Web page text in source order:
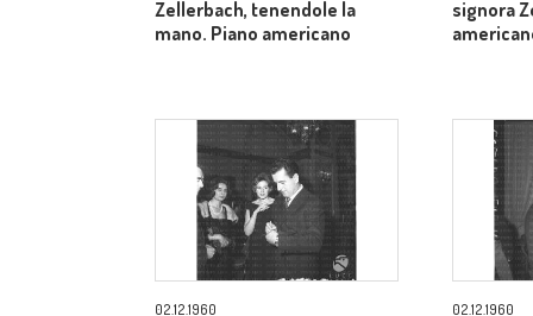
Zellerbach, tenendole la
mano. Piano americano
signora
02.12.1960 02.12.1960